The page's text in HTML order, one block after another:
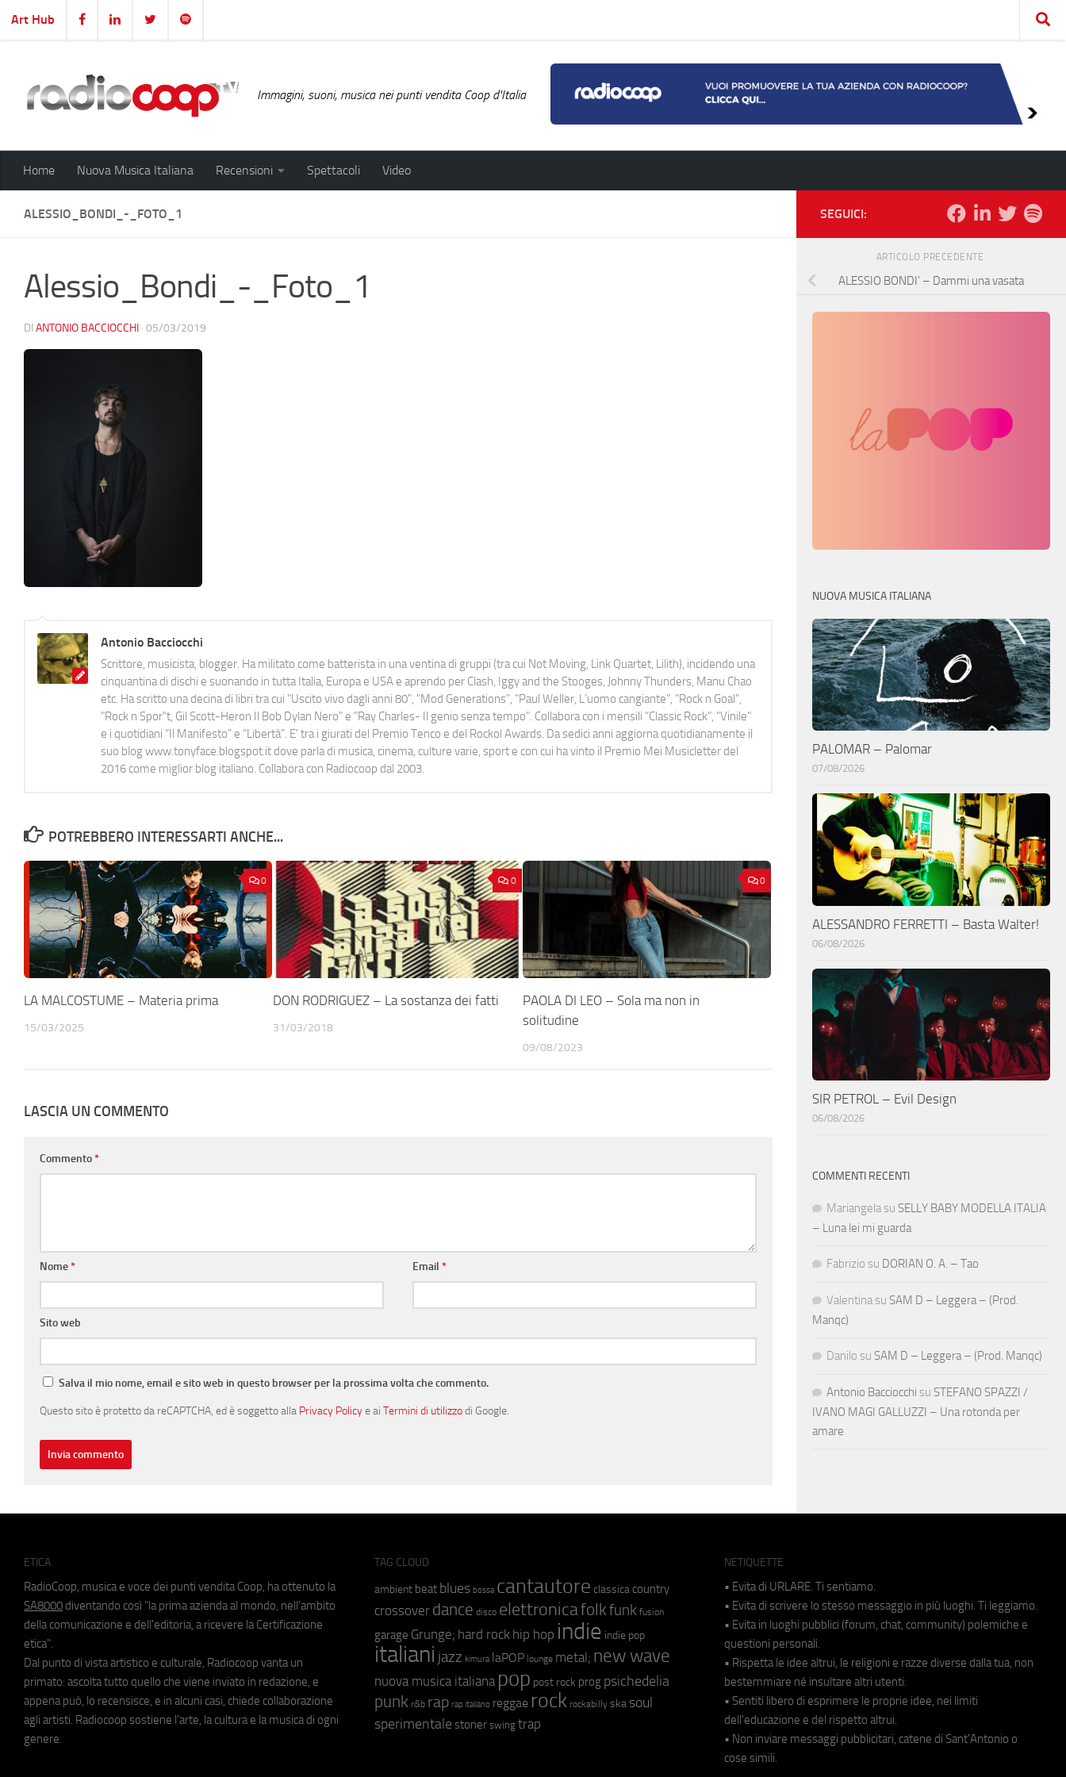
Salta al contenuto
Art Hub
Immagini, suoni, musica nei punti vendita Coop d'Italia
Home Nuova Musica Italiana Recensioni Spettacoli Video
ALESSIO_BONDI_-_FOTO_1
Alessio_Bondi_-_Foto_1
DI ANTONIO BACCIOCCHI · 05/03/2019
Antonio Bacciocchi
Scrittore, musicista, blogger. Ha militato come batterista in una ventina di gruppi (tra cui Not Moving, Link Quartet, Lilith), incidendo una
cinquantina di dischi e suonando in tutta Italia, Europa e USA e aprendo per Clash, Iggy and the Stooges, Johnny Thunders, Manu Chao
etc. Ha scritto una decina di libri tra cui "Uscito vivo dagli anni 80", "Mod Generations", "Paul Weller, L’uomo cangiante", "Rock n Goal",
"Rock n Spor"t, Gil Scott-Heron Il Bob Dylan Nero" e "Ray Charles- Il genio senza tempo". Collabora con i mensili “Classic Rock”, "Vinile"
e i quotidiani “Il Manifesto” e “Libertà”. E' tra i giurati del Premio Tenco e del Rockol Awards. Da sedici anni aggiorna quotidianamente il
suo blog www.tonyface.blogspot.it dove parla di musica, cinema, culture varie, sport e con cui ha vinto il Premio Mei Musicletter del
2016 come miglior blog italiano. Collabora con Radiocoop dal 2003.
POTREBBERO INTERESSARTI ANCHE...
0
LA MALCOSTUME – Materia prima
15/03/2025
0
DON RODRIGUEZ – La sostanza dei fatti
31/03/2018
0
PAOLA DI LEO – Sola ma non in
solitudine
09/08/2023
LASCIA UN COMMENTO
Commento*
Nome* Email*
Sito web
Salva il mio nome, email e sito web in questo browser per la prossima volta che commento.
Questo sito è protetto da reCAPTCHA, ed è soggetto alla Privacy Policye ai Termini di utilizzodi Google.
SEGUICI:
ARTICOLO PRECEDENTE
ALESSIO BONDI’ – Dammi una vasata
NUOVA MUSICA ITALIANA
PALOMAR – Palomar
07/08/2026
ALESSANDRO FERRETTI – Basta Walter!
06/08/2026
SIR PETROL – Evil Design
06/08/2026
COMMENTI RECENTI
Mariangela su SELLY BABY MODELLA ITALIA
– Luna lei mi guarda
Fabrizio su DORIAN O. A. – Tao
Valentina su SAM D – Leggera – (Prod.
Manqc)
Danilo su SAM D – Leggera – (Prod. Manqc)
Antonio Bacciocchi su STEFANO SPAZZI /
IVANO MAGI GALLUZZI – Una rotonda per
amare
ETICA
RadioCoop, musica e voce dei punti vendita Coop, ha ottenuto la
SA8000 diventando così "la prima azienda al mondo, nell'ambito
della comunicazione e dell'editoria, a ricevere la Certificazione
etica".
Dal punto di vista artistico e culturale, Radiocoop vanta un
primato: ascolta tutto quello che viene inviato in redazione, e
appena può, lo recensisce, e in alcuni casi, chiede collaborazione
agli artisti. Radiocoop sostiene l'arte, la cultura e la musica di ogni
genere.
TAG CLOUD
ambient beat blues bossa cantautore classica country
crossover dance disco elettronicafolkfunk fusion
garage Grunge; hard rock hip hop indie indie pop
italiani jazz kimura laPOP lounge metal; new wave
nuova musica italiana pop post rock prog psichedelia
punk r&b rap rap italiano reggae rock rockabilly ska soul
sperimentale stoner swing trap
NETIQUETTE
• Evita di URLARE. Ti sentiamo.
• Evita di scrivere lo stesso messaggio in più luoghi. Ti leggiamo.
• Evita in luoghi pubblici (forum, chat, community) polemiche e
questioni personali.
• Rispetta le idee altrui, le religioni e razze diverse dalla tua, non
bestemmiare né insultare altri utenti.
• Sentiti libero di esprimere le proprie idee, nei limiti
dell'educazione e del rispetto altrui.
• Non inviare messaggi pubblicitari, catene di Sant'Antonio o
cose simili.